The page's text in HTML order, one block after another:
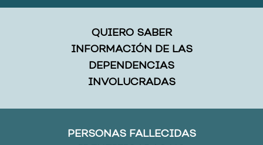
QUIERO SABER
INFORMACIÓN DE LAS
DEPENDENCIAS
INVOLUCRADAS
PERSONAS FALLECIDAS